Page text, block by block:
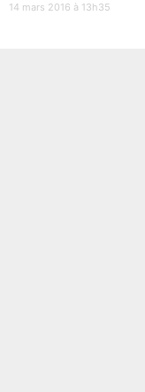
14 mars 2016 à 13h35